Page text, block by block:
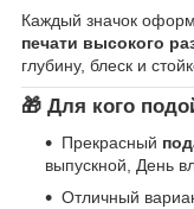
Каждый значок
печати высокого
глубину, блеск и
🎁 Для кого
Прекрасный
выпускной, День
Отличный